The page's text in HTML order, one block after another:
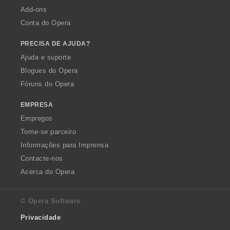
Add-ons
Conta do Opera
PRECISA DE AJUDA?
Ajuda e suporte
Blogues do Opera
Fóruns do Opera
EMPRESA
Empregos
Torne-se parceiro
Informações para Imprensa
Contacte-nos
Acerca do Opera
© Opera Software
Privacidade